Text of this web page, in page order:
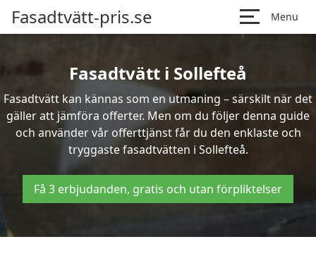
Fasadtvätt-pris.se Menu
Fasadtvätt i Sollefteå
Fasadtvätt kan kännas som en utmaning – särskilt när det
gäller att jämföra offerter. Men om du följer denna guide
och använder vår offerttjänst får du den enklaste och
tryggaste fasadtvätten i Sollefteå.
Få 3 erbjudanden, gratis och utan förpliktelser